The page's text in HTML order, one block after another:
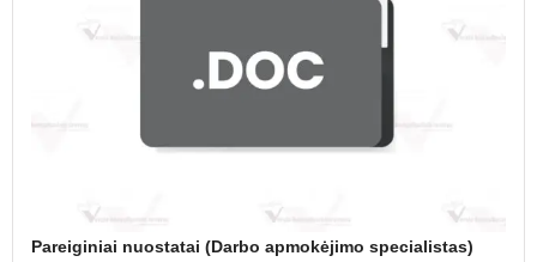
Pareiginiai nuostatai (Darbo apmokėjimo specialistas)